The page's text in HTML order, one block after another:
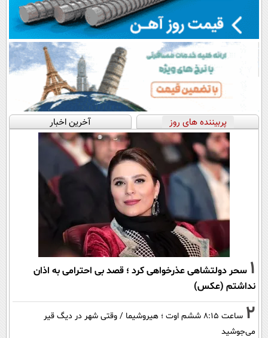
پربیننده های روز آخرین اخبار
1 سحر دولتشاهی عذرخواهی کرد ؛ قصد بی احترامی به اذان
نداشتم (عکس)
2
ساعت ۸:۱۵ ششم اوت ؛ هیروشیما / وقتی شهر در دیگ قیر
می‌جوشید